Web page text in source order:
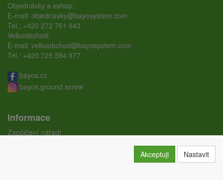
Objednávky a eshop:
E-mail: objednavky@bayosystem.com
Tel.: +420 272 761 943
Velkoobchod:
E-mail: velkoobchod@bayosystem.com
Tel.: +420 725 584 877
bayos.cz
bayos.ground.screw
Informace
Zapůjčení nářadí
Akceptuji Nastavit